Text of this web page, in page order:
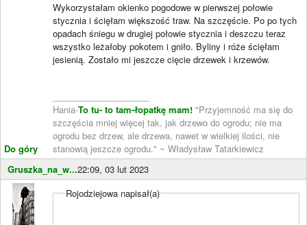
Do góry
Wykorzystałam okienko pogodowe w pierwszej połowie
stycznia i ścięłam większość traw. Na szczęście. Po po tych
opadach śniegu w drugiej połowie stycznia i deszczu teraz
wszystko leżałoby pokotem i gniło. Byliny i róże ścięłam
jesienią. Zostało mi jeszcze cięcie drzewek i krzewów.
Hania-To tu- to tam-łopatkę mam! "Przyjemność ma się do
szczęścia mniej więcej tak, jak drzewo do ogrodu; nie ma
ogrodu bez drzew, ale drzewa, nawet w wielkiej ilości, nie
stanowią jeszcze ogrodu." ~ Władysław Tatarkiewicz
Gruszka_na_w...22:09, 03 lut 2023
Rojodziejowa napisał(a)